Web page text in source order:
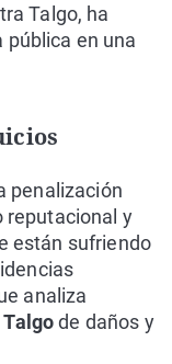
Talgo, ha
en una
penalización
reputacional y
están sufriendo
analiza
de daños y